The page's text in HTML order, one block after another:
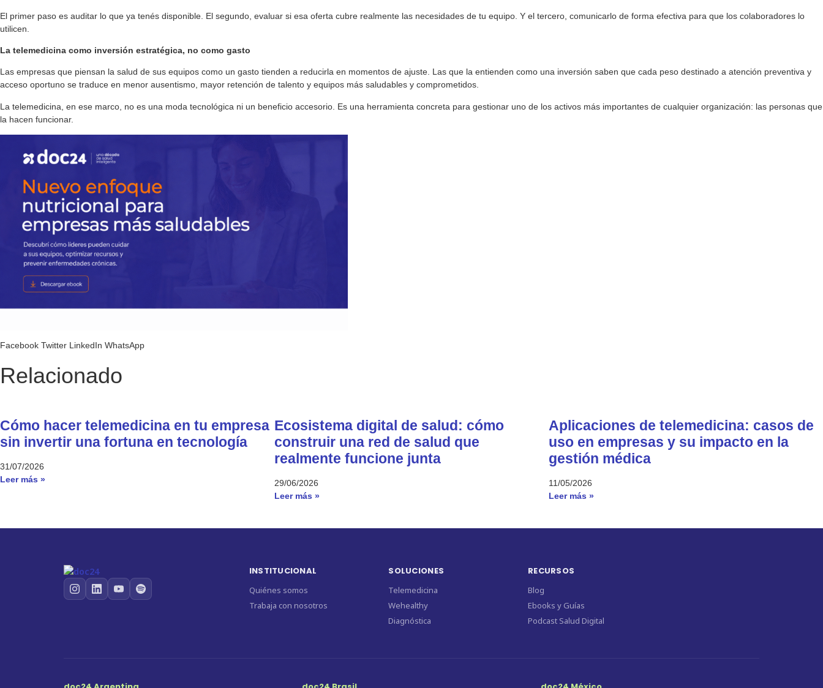
El primer paso es auditar lo que ya tenés disponible. El segundo, evaluar si esa oferta cubre realmente las necesidades de tu equipo. Y el tercero, comunicarlo de forma efectiva para que los colaboradores lo
utilicen.
La telemedicina como inversión estratégica, no como gasto
Las empresas que piensan la salud de sus equipos como un gasto tienden a reducirla en momentos de ajuste. Las que la entienden como una inversión saben que cada peso destinado a atención preventiva y
acceso oportuno se traduce en menor ausentismo, mayor retención de talento y equipos más saludables y comprometidos.
La telemedicina, en ese marco, no es una moda tecnológica ni un beneficio accesorio. Es una herramienta concreta para gestionar uno de los activos más importantes de cualquier organización: las personas que
la hacen funcionar.
Facebook Twitter LinkedIn WhatsApp
Relacionado
Cómo hacer telemedicina en tu empresa
sin invertir una fortuna en tecnología
31/07/2026
Leer más »
Ecosistema digital de salud: cómo
construir una red de salud que
realmente funcione junta
29/06/2026
Leer más »
Aplicaciones de telemedicina: casos de
uso en empresas y su impacto en la
gestión médica
11/05/2026
Leer más »
INSTITUCIONAL
Quiénes somos
Trabaja con nosotros
SOLUCIONES
Telemedicina
Wehealthy
Diagnóstica
RECURSOS
Blog
Ebooks y Guías
Podcast Salud Digital